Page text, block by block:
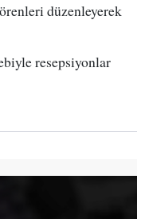
düzenleyerek
resepsiyonlar